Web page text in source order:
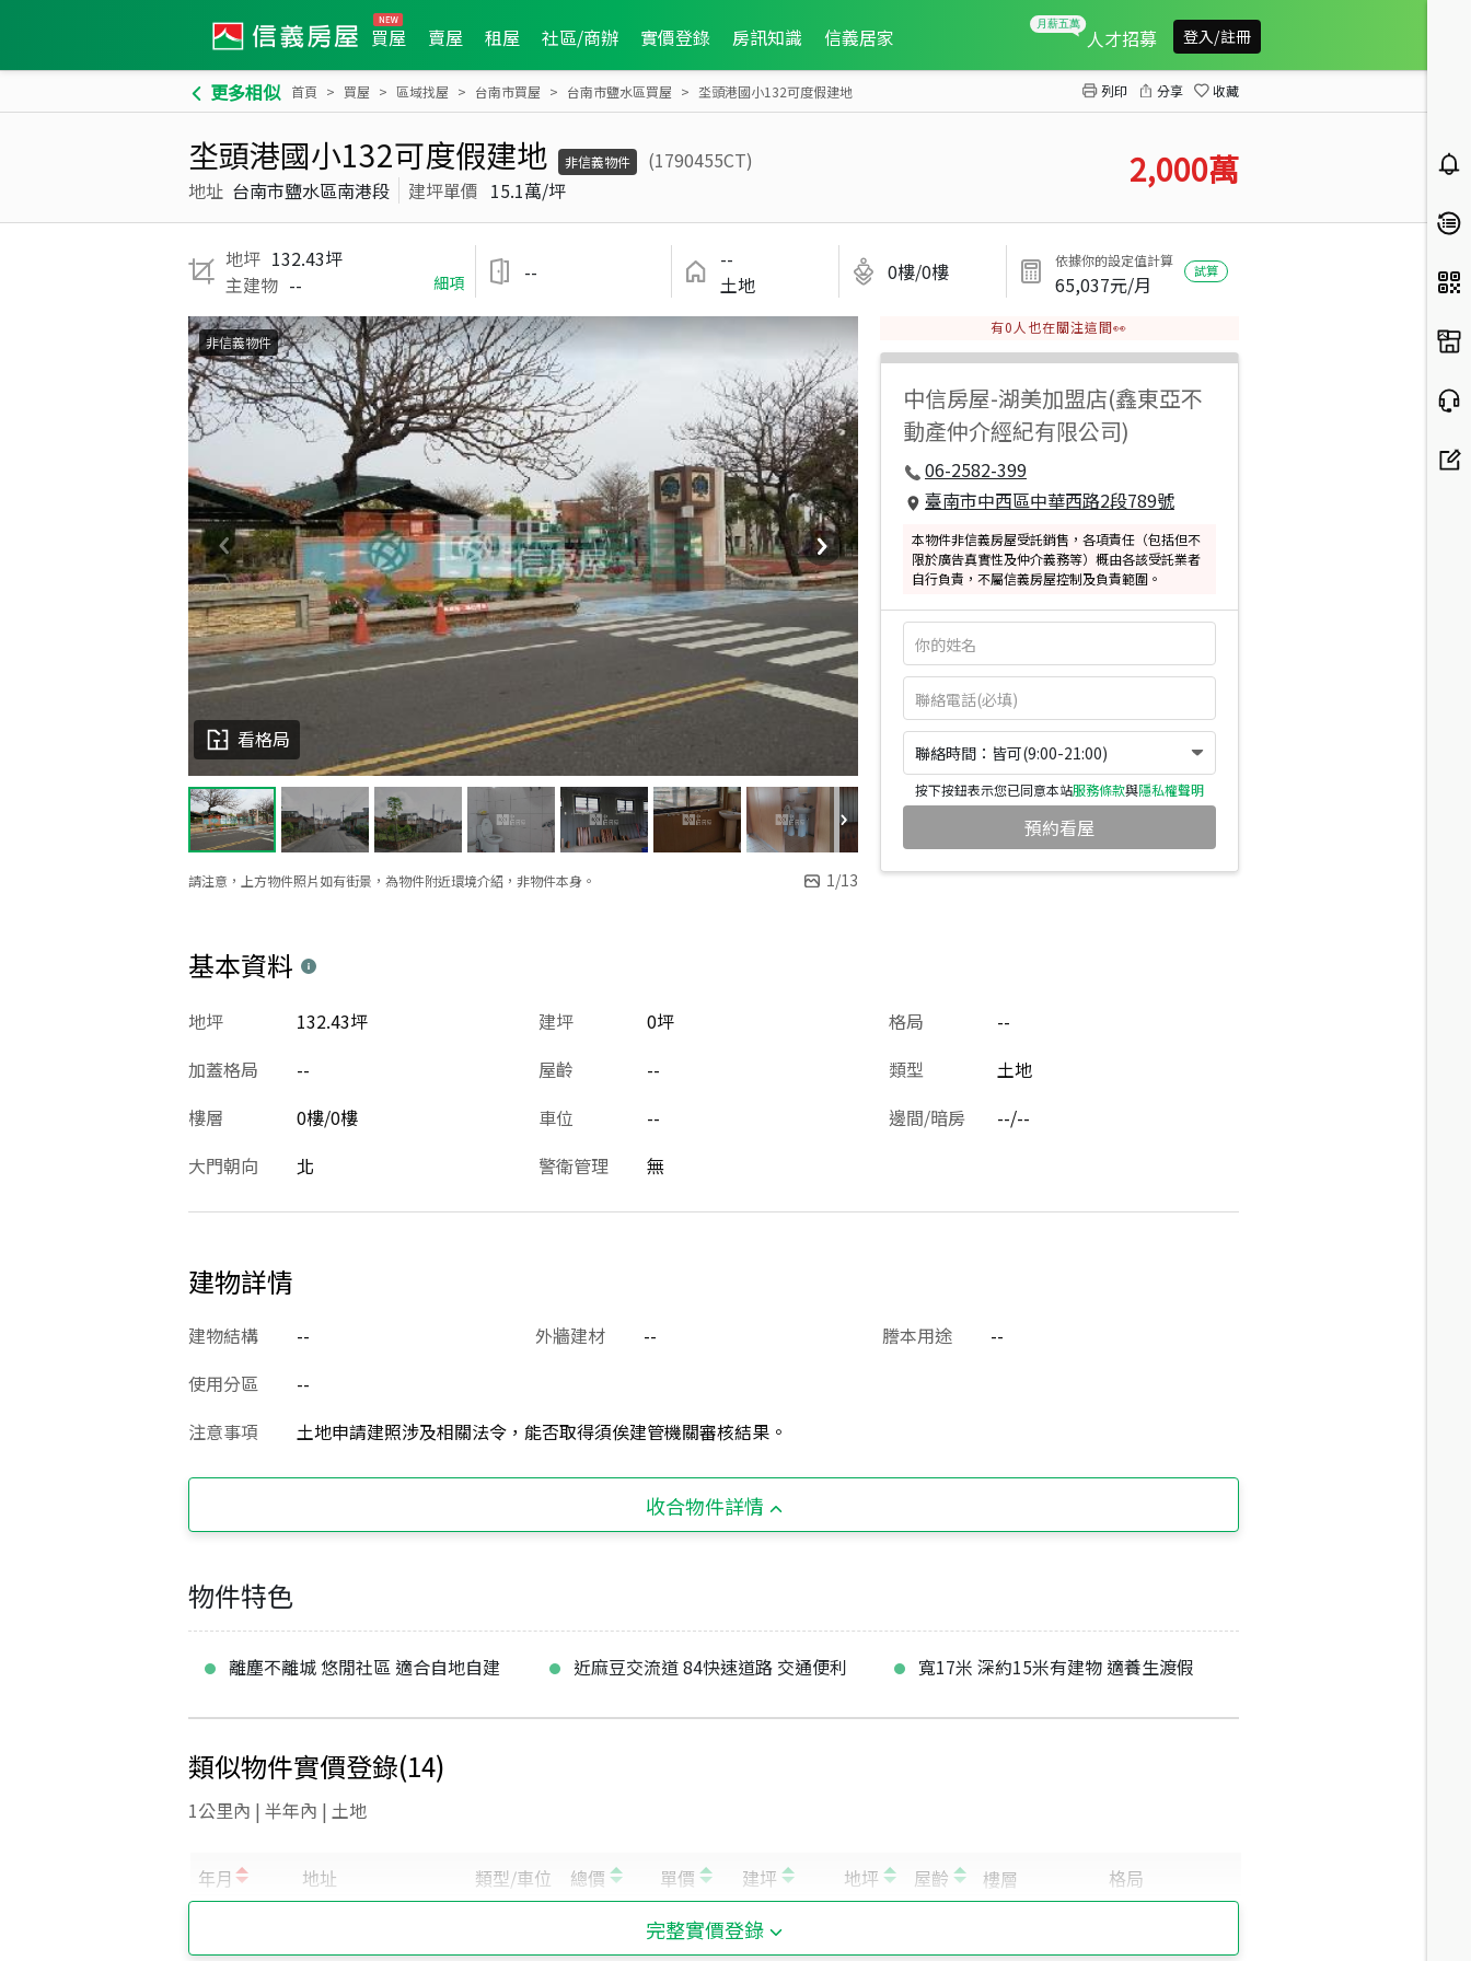
買屋 賣屋 租屋 社區/商辦 實價登錄 房訊知識 信義居家 人才招募 登入/註冊
更多相似 首頁 買屋 區域找屋 台南市買屋 台南市鹽水區買屋 坔頭港國小132可度假建地 列印 分享 收藏
坔頭港國小132可度假建地 非信義物件
(1790455CT)
地址 台南市鹽水區南港段 建坪單價 15.1萬/坪 2,000萬
地坪 132.43坪
主建物 -- 細項 --
--
土地
0樓/0樓 依據你的設定值計算
65,037元/月
試算
請注意，上方物件照片如有街景，為物件附近環境介紹，非物件本身。 1/13
看格局
非信義物件
有0 人也在關注這間👀
中信房屋-湖美加盟店(鑫東亞不
動產仲介經紀有限公司)
06-2582-399
臺南市中西區中華西路2段789號
本物件非信義房屋受託銷售，各項責任（包括但不
限於廣告真實性及仲介義務等）概由各該受託業者
自行負責，不屬信義房屋控制及負責範圍。
聯絡時間：皆可(9:00-21:00)
按下按鈕表示您已同意本站服務條款與隱私權聲明
預約看屋
基本資料
建坪 0坪
地坪 132.43坪 格局
--
加蓋格局
-- 屋齡 -- 類型
土地
樓層
0樓/0樓 車位 -- 邊間/暗房
--/--
大門朝向
北 警衛管理 無
建物詳情
建物結構 -- 外牆建材 -- 謄本用途
--
使用分區
--
注意事項
土地申請建照涉及相關法令，能否取得須俟建管機關審核結果。
收合物件詳情
物件特色
離塵不離城 悠閒社區 適合自地自建 近麻豆交流道 84快速道路 交通便利 寬17米 深約15米有建物 適養生渡假
類似物件實價登錄(14)
1公里內 | 半年內 | 土地
完整實價登錄